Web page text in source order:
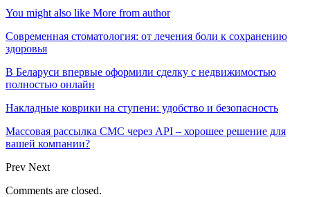
You might also like More from author
Современная стоматология: от лечения боли к сохранению
здоровья
В Беларуси впервые оформили сделку с недвижимостью
полностью онлайн
Накладные коврики на ступени: удобство и безопасность
Массовая рассылка СМС через API – хорошее решение для
вашей компании?
Prev Next
Comments are closed.